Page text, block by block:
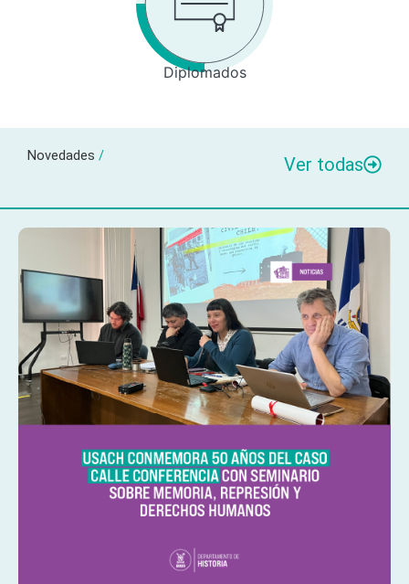
Diplomados
Novedades / Ver todas